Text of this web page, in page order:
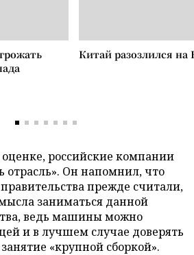
Китай разозлился на
оценке, российские компании
отрасль». Он напомнил, что
прежде считали,
заниматься данной
ведь машины можно
и в лучшем случае доверять
«крупной сборкой».